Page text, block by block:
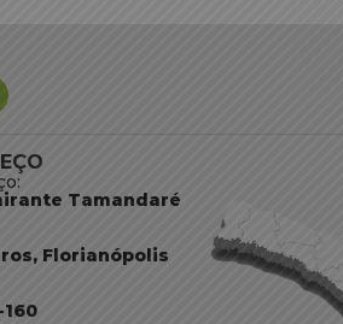
Tamandaré
Florianópolis